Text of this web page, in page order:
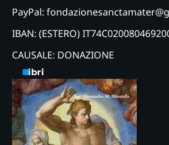
PayPal:
IBAN: (ESTERO)
CAUSALE: DONAZIONE
Libri